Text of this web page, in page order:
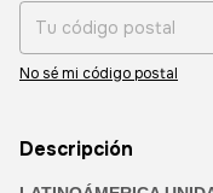
No sé mi código postal
Descripción